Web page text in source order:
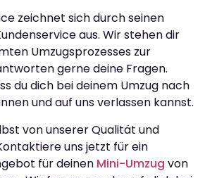
zeichnet sich durch seinen
aus. Wir stehen dir
Umzugsprozesses zur
gerne deine Fragen.
du dich bei deinem Umzug nach
und auf uns verlassen kannst.
von unserer Qualität und
uns jetzt für ein
für deinen Mini-Umzug von